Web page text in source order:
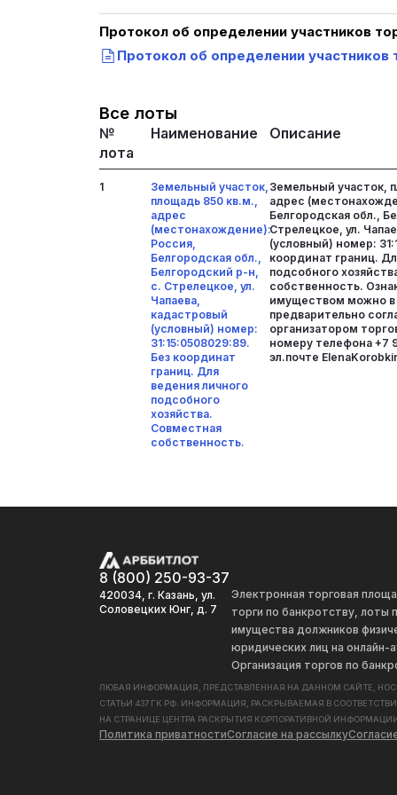
Протокол об определении участников
Протокол об определении участников
Все лоты
№
лота
Наименование Описание
1
Земельный участок,
площадь 850 кв.м.,
адрес
(местонахождение):
Россия,
Белгородская обл.,
Белгородский р-н,
с. Стрелецкое, ул.
Чапаева,
кадастровый
(условный) номер:
31:15:0508029:89.
Без координат
границ. Для
ведения личного
подсобного
хозяйства.
Совместная
собственность.
Земельный участок,
адрес
Белгородская обл.,
Стрелецкое, ул.
(условный) номер:
координат границ.
подсобного
собственность.
имуществом можно в
предварительно
организатором
номеру телефона +7
эл.почте
8 (800) 250-93-37
420034, г. Казань, ул.
Соловецких Юнг, д. 7
Электронная торговая
торги по банкротству, лоты
имущества должников
юридических лиц на онлайн-
Организация торгов по
ЛЮБАЯ ИНФОРМАЦИЯ, ПРЕДСТАВЛЕННАЯ НА ДАННОМ САЙТЕ,
СТАТЬИ 437 ГК РФ. ИНФОРМАЦИЯ, РАСКРЫВАЕМАЯ В
НА СТРАНИЦЕ ЦЕНТРА РАСКРЫТИЯ КОРПОРАТИВНОЙ
Политика приватностиСогласие на рассылку